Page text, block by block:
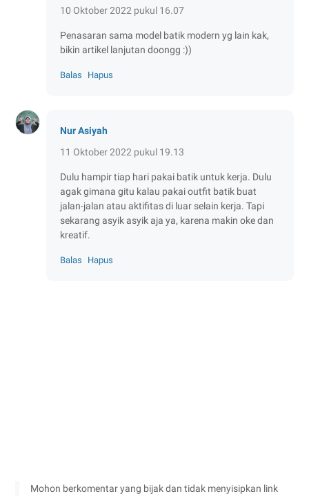
10 Oktober 2022 pukul 16.07
Penasaran sama model batik modern yg lain kak,
bikin artikel lanjutan doongg :))
Balas Hapus
Nur Asiyah
11 Oktober 2022 pukul 19.13
Dulu hampir tiap hari pakai batik untuk kerja. Dulu
agak gimana gitu kalau pakai outfit batik buat
jalan-jalan atau aktifitas di luar selain kerja. Tapi
sekarang asyik asyik aja ya, karena makin oke dan
kreatif.
Balas Hapus
Mohon berkomentar yang bijak dan tidak menyisipkan link